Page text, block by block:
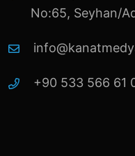
No:65, Seyhan/
+90 533 566 61